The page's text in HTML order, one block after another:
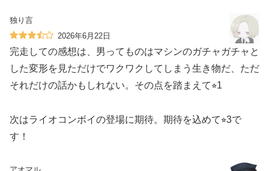
独り言
2026年6月22日
完走しての感想は、男ってものはマシンのガチャガチャと
した変形を見ただけでワクワクしてしまう生き物だ、ただ
それだけの話かもしれない。その点を踏まえて⭐︎1
次はライオコンボイの登場に期待。期待を込めて⭐︎3で
す！